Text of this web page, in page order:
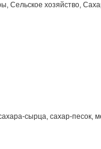
Сельское хозяйство,
сырца, сахар-песок,